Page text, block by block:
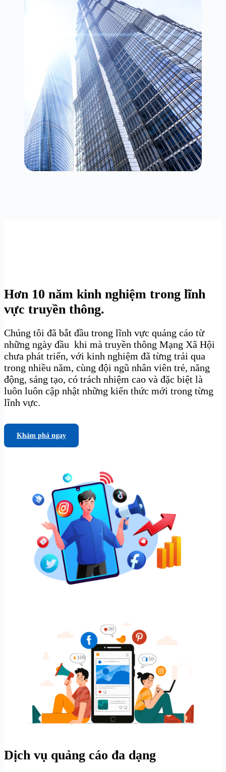
Hơn 10 năm kinh nghiệm trong lĩnh
vực truyền thông.
Chúng tôi đã bắt đầu trong lĩnh vực quảng cáo từ
những ngày đầu khi mà truyền thông Mạng Xã Hội
chưa phát triển, với kinh nghiệm đã từng trải qua
trong nhiều năm, cùng đội ngũ nhân viên trẻ, năng
động, sáng tạo, có trách nhiệm cao và đặc biệt là
luôn luôn cập nhật những kiến thức mới trong từng
lĩnh vực.
Khám phá ngay
Dịch vụ quảng cáo đa dạng